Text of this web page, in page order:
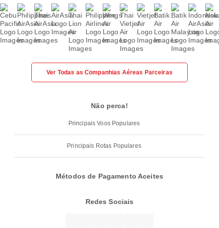
Ver Todas as Companhias Aéreas Parceiras
Não perca!
Principais Voos Populares
Principais Rotas Populares
Métodos de Pagamento Aceites
Redes Sociais